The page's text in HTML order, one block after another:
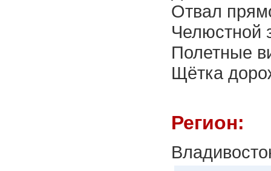
Отвал
Челюстной
Полетные
Щётка
Регион: